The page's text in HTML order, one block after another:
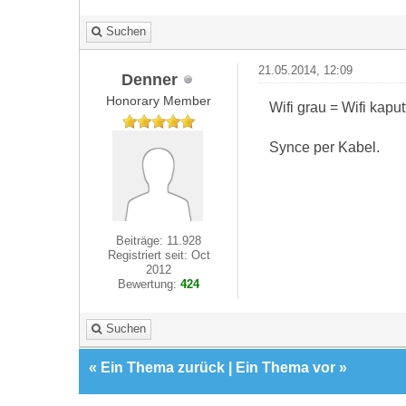
Suchen
Denner
Honorary Member
Beiträge: 11.928
Registriert seit: Oct
2012
Bewertung:424
21.05.2014, 12:09
Wifi grau = Wifi
Synce per Kabel.
Suchen
« Ein Thema zurück Ein Thema vor »